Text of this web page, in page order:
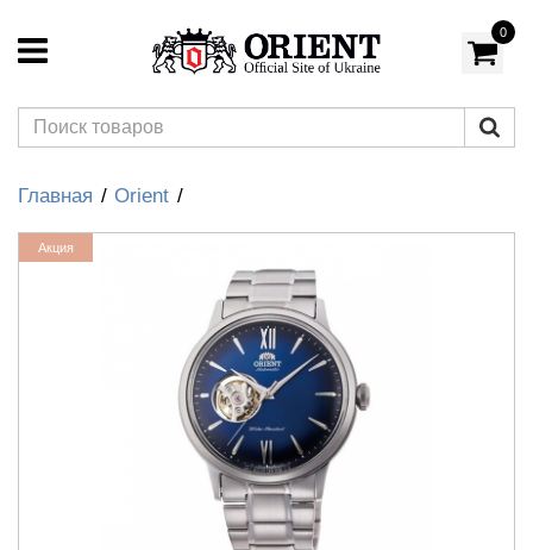
0
Главная Orient
Акция